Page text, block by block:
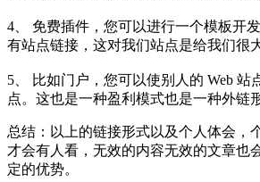
4、 免费插件，您可以进行一个模板开
有站点链接，这对我们站点是给我们很
5、 比如门户，您可以使别人的 Web
点。这也是一种盈利模式也是一种外链
总结：以上的链接形式以及个人体会，
才会有人看，无效的内容无效的文章也
定的优势。